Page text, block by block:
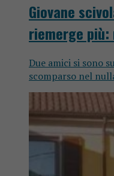
Giovane
riemerge
Due amici si sono
scomparso nel